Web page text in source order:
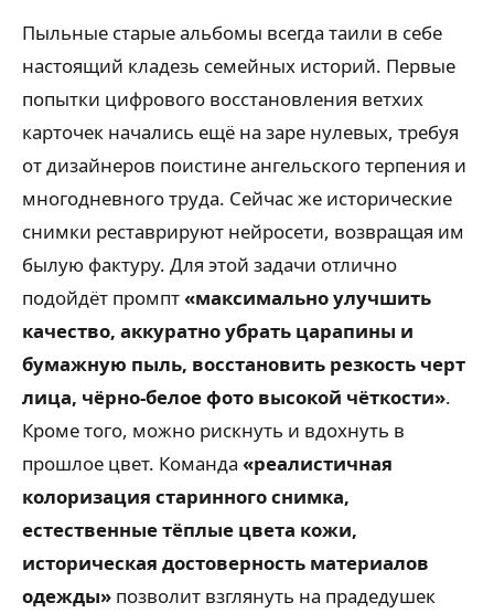
Пыльные старые альбомы всегда таили в себе
настоящий кладезь семейных историй. Первые
попытки цифрового восстановления ветхих
карточек начались ещё на заре нулевых, требуя
от дизайнеров поистине ангельского терпения и
многодневного труда. Сейчас же исторические
снимки реставрируют нейросети, возвращая им
былую фактуру. Для этой задачи отлично
подойдёт промпт«максимально улучшить
качество, аккуратно убрать царапины и
бумажную пыль, восстановить резкость черт
лица, чёрно-белое фото высокой чёткости».
Кроме того, можно рискнуть и вдохнуть в
прошлое цвет. Команда «реалистичная
колоризация старинного снимка,
естественные тёплые цвета кожи,
историческая достоверность материалов
одежды» позволит взглянуть на прадедушек